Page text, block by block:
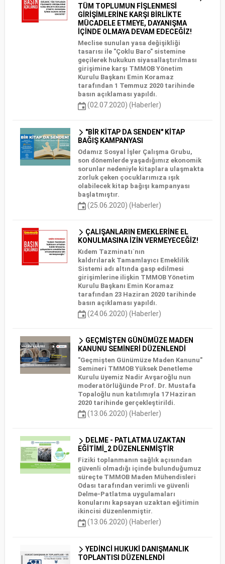
TÜM TOPLUMUN FİŞLENMESİ
GİRİŞİMLERİNE KARŞI BİRLİKTE
MÜCADELE ETMEYE, DAYANIŞMA
İÇİNDE OLMAYA DEVAM EDECEĞİZ!
Meclise sunulan yasa değişikliği
tasarısı ile "Çoklu Baro" sistemine
geçilerek hukukun siyasallaştırılması
girişimine karşı TMMOB Yönetim
Kurulu Başkanı Emin Koramaz
tarafından 1 Temmuz 2020 tarihinde
basın açıklaması yapıldı.
(02.07.2020) (Haberler)
"BİR KİTAP DA SENDEN" KİTAP
BAĞIŞ KAMPANYASI
Odamız Sosyal İşler Çalışma Grubu,
son dönemlerde yaşadığımız ekonomik
sorunlar nedeniyle kitaplara ulaşmakta
zorluk çeken çocuklarımıza ışık
olabilecek kitap bağışı kampanyası
başlatmıştır.
(25.06.2020) (Haberler)
ÇALIŞANLARIN EMEKLERİNE EL
KONULMASINA İZİN VERMEYECEĞİZ!
Kıdem Tazminatı`nın
kaldırılarak Tamamlayıcı Emeklilik
Sistemi adı altında gasp edilmesi
girişimlerine ilişkin TMMOB Yönetim
Kurulu Başkanı Emin Koramaz
tarafından 23 Haziran 2020 tarihinde
basın açıklaması yapıldı.
(24.06.2020) (Haberler)
GEÇMİŞTEN GÜNÜMÜZE MADEN
KANUNU SEMİNERİ DÜZENLENDİ
"Geçmişten Günümüze Maden Kanunu"
Semineri TMMOB Yüksek Denetleme
Kurulu üyemiz Nadir Avşaroğlu nun
moderatörlüğünde Prof. Dr. Mustafa
Topaloğlu nun katılımıyla 17 Haziran
2020 tarihinde gerçekleştirildi.
(13.06.2020) (Haberler)
DELME - PATLATMA UZAKTAN
EĞİTİMİ_2 DÜZENLENMİŞTİR
Fiziki toplanmanın sağlık açısından
güvenli olmadığı içinde bulunduğumuz
süreçte TMMOB Maden Mühendisleri
Odası tarafından verimli ve güvenli
Delme-Patlatma uygulamaları
konularını kapsayan uzaktan eğitimin
ikincisi düzenlenmiştir.
(13.06.2020) (Haberler)
YEDİNCİ HUKUKİ DANIŞMANLIK
TOPLANTISI DÜZENLENDİ